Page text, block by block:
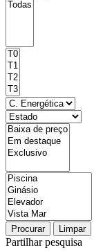
Procurar Limpar
Partilhar pesquisa